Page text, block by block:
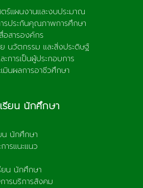
แผนงานและงบประมาณ
รประกันคุณภาพการศึกษา
อสารองค์กร
นวัตกรรม และสิ่งประดิษฐ์
ะการเป็นผู้ประกอบการ
มินผลการอาชีวศึกษา
รียน นักศึกษา
น นักศึกษา
ารแนะแนว
ยน นักศึกษา
ารบริการสังคม